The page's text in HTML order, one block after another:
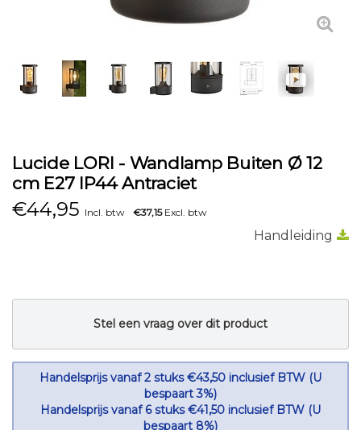
Lucide LORI - Wandlamp Buiten Ø 12
cm E27 IP44 Antraciet
€44,95 Incl. btw €37,15Excl. btw
Handleiding
Stel een vraag over dit product
Handelsprijs vanaf 2 stuks €43,50 inclusief BTW (U
bespaart 3%)
Handelsprijs vanaf 6 stuks €41,50 inclusief BTW (U
bespaart 8%)